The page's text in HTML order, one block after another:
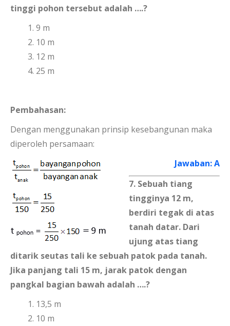
tinggi pohon tersebut adalah ….?
9 m
10 m
12 m
25 m
Pembahasan:
Dengan menggunakan prinsip kesebangunan maka
diperoleh persamaan:
Jawaban: A
7. Sebuah tiang
tingginya 12 m,
berdiri tegak di atas
tanah datar. Dari
ujung atas tiang
ditarik seutas tali ke sebuah patok pada tanah.
Jika panjang tali 15 m, jarak patok dengan
pangkal bagian bawah adalah ….?
13,5 m
10 m